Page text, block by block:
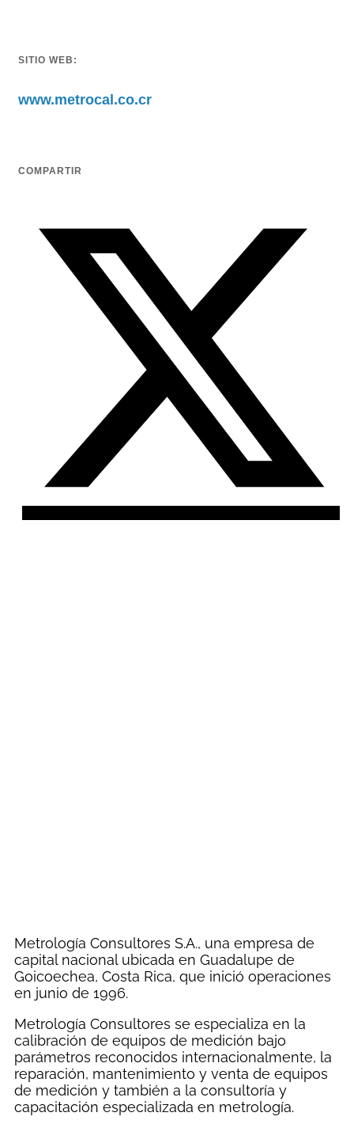
SITIO WEB:
www.metrocal.co.cr
COMPARTIR
Metrología Consultores S.A., una empresa de
capital nacional ubicada en Guadalupe de
Goicoechea, Costa Rica, que inició operaciones
en junio de 1996.
Metrología Consultores se especializa en la
calibración de equipos de medición bajo
parámetros reconocidos internacionalmente, la
reparación, mantenimiento y venta de equipos
de medición y también a la consultoría y
capacitación especializada en metrología.